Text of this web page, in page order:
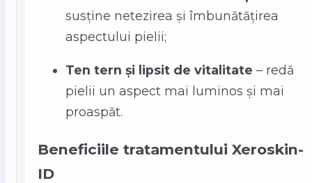
susține netezirea și îmbunătățirea
aspectului pielii;
Ten tern și lipsit de vitalitate – redă
pielii un aspect mai luminos și mai
proaspăt.
Beneficiile tratamentului Xeroskin-
ID